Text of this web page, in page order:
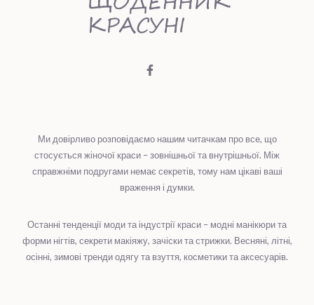
Ми довірливо розповідаємо нашим читачкам про все, що
стосується жіночої краси – зовнішньої та внутрішньої. Між
справжніми подругами немає секретів, тому нам цікаві ваші
враження і думки.
Останні тенденції моди та індустрії краси – модні манікюри та
форми нігтів, секрети макіяжу, зачіски та стрижки. Весняні, літні,
осінні, зимові тренди одягу та взуття, косметики та аксесуарів.